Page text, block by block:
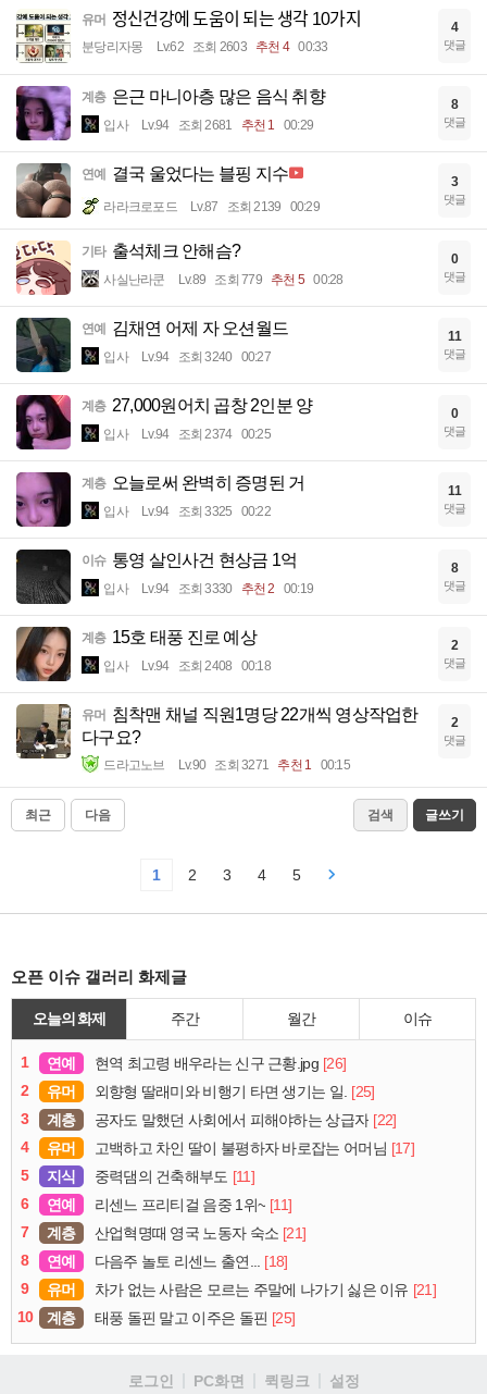
유머 정신건강에 도움이 되는 생각 10가지
분당리자몽 Lv.62 조회 2603 추천 4 00:33
4
댓글
계층 은근 마니아층 많은 음식 취향
입사 Lv.94 조회 2681 추천 1 00:29
8
댓글
연예 결국 울었다는 블핑 지수
라라크로포드 Lv.87 조회 2139 00:29
3
댓글
기타 출석체크 안해슴?
사실난라쿤 Lv.89 조회 779 추천 5 00:28
0
댓글
연예 김채연 어제 자 오션월드
입사 Lv.94 조회 3240 00:27
11
댓글
계층 27,000원어치 곱창 2인분 양
입사 Lv.94 조회 2374 00:25
0
댓글
계층 오늘로써 완벽히 증명된 거
입사 Lv.94 조회 3325 00:22
11
댓글
이슈 통영 살인사건 현상금 1억
입사 Lv.94 조회 3330 추천 2 00:19
8
댓글
계층 15호 태풍 진로 예상
입사 Lv.94 조회 2408 00:18
2
댓글
유머 침착맨 채널 직원1명당 22개씩 영상작업한
다구요?
드라고노브 Lv.90 조회 3271 추천 1 00:15
2
댓글
최근 다음 검색 글쓰기
1 2 3 4 5
오픈 이슈 갤러리 화제글
오늘의 화제 주간 월간 이슈
1 연예 현역 최고령 배우라는 신구 근황.jpg [26]
2
유머 외향형 딸래미와 비행기 타면 생기는 일. [25]
3
계층 공자도 말했던 사회에서 피해야하는 상급자 [22]
4
유머 고백하고 차인 딸이 불평하자 바로잡는 어머님 [17]
5
지식 중력댐의 건축해부도 [11]
6
연예 리센느 프리티걸 음중 1위~ [11]
7
계층 산업혁명때 영국 노동자 숙소 [21]
8
연예 다음주 놀토 리센느 출연...
[18]
9
유머 차가 없는 사람은 모르는 주말에 나가기 싫은 이유 [21]
10
계층 태풍 돌핀 말고 이주은 돌핀 [25]
로그인 PC화면 퀵링크 설정